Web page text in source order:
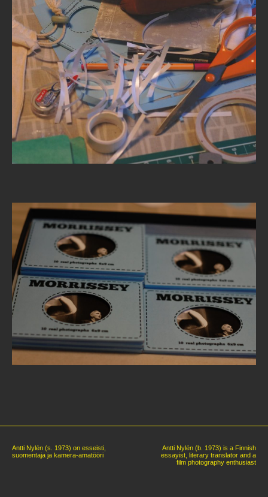
Antti Nylén (s. 1973) on esseisti,
suomentaja ja kamera-amatööri
Antti Nylén (b. 1973) is a Finnish
essayist, literary translator and a
film photography enthusiast